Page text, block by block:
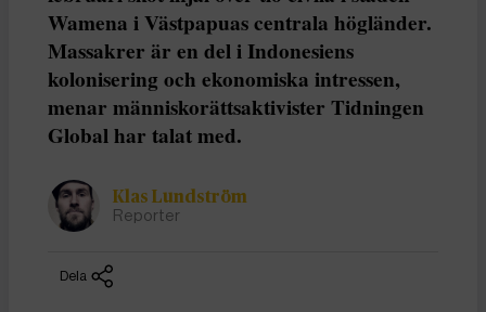
Wamena i Västpapuas centrala högländer.
Massakrer är en del i Indonesiens
kolonisering och ekonomiska intressen,
menar människorättsaktivister Tidningen
Global har talat med.
Klas Lundström
Reporter
Dela